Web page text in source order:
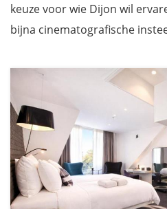
keuze voor wie Dijon wil
bijna cinematografische